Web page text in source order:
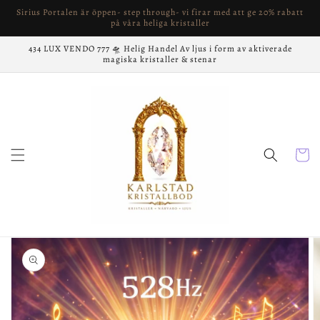
vidare
innehåll
Sirius Portalen är öppen- step through- vi firar med att ge 20% rabatt
på våra heliga kristaller
434 LUX VENDO 777 🛸 Helig Handel Av ljus i form av aktiverade
magiska kristaller & stenar
vidare till